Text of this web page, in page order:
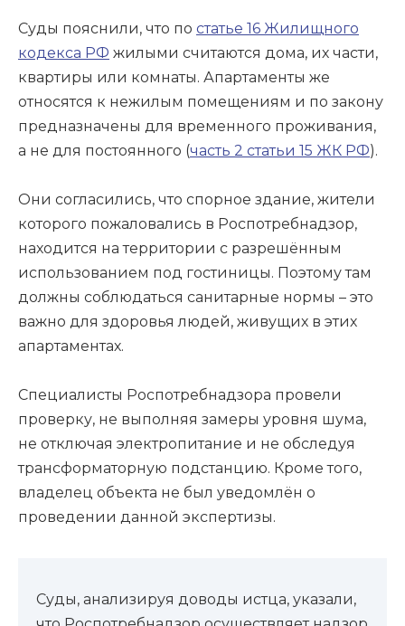
Суды пояснили, что по статье 16 Жилищного
кодекса РФ жилыми считаются дома, их части,
квартиры или комнаты. Апартаменты же
относятся к нежилым помещениям и по закону
предназначены для временного проживания,
а не для постоянного (часть 2 статьи 15 ЖК РФ).
Они согласились, что спорное здание, жители
которого пожаловались в Роспотребнадзор,
находится на территории с разрешённым
использованием под гостиницы. Поэтому там
должны соблюдаться санитарные нормы – это
важно для здоровья людей, живущих в этих
апартаментах.
Специалисты Роспотребнадзора провели
проверку, не выполняя замеры уровня шума,
не отключая электропитание и не обследуя
трансформаторную подстанцию. Кроме того,
владелец объекта не был уведомлён о
проведении данной экспертизы.
Суды, анализируя доводы истца, указали,